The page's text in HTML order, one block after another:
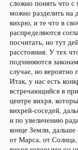
сложно понять что
можно разделить на
вихрю, и те что в
распределяются
посчитать, но тут
расстояния. У тех
подчиняются
случае, но вероятно
Итак, у нас есть
встречающийся в
центре вихря,
вихрей-соседей,
и по увеличению
конце Земли,
от Марса, от